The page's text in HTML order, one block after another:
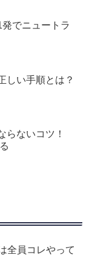
発でニュートラ
しい手順とは？
らないコツ！
全員コレやって